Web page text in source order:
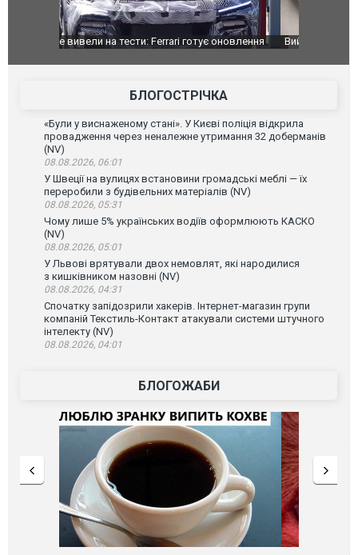
Вийшов трейлер нової екранізації легендарного
БЛОГОСТРІЧКА
«Були у виснаженому стані». У Києві поліція відкрила
провадження через неналежне утримання 32 доберманів
(NV)
08.08.2026, 06:01
У Швеції на вулицях встановини громадські меблі — їх
переробили з будівельних матеріалів (NV)
08.08.2026, 05:31
Чому лише 5% українських водіїв оформлюють КАСКО
(NV)
08.08.2026, 05:01
У Львові врятували двох немовлят, які народилися
з кишківником назовні (NV)
08.08.2026, 04:31
Спочатку запідозрили хакерів. Інтернет-магазин групи
компаній Текстиль-Контакт атакували системи штучного
інтелекту (NV)
08.08.2026, 04:01
БЛОГОЖАБИ